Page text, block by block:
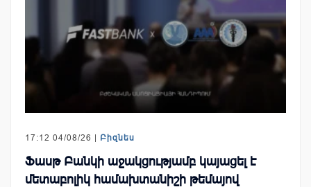
17:12 04/08/26 | Բիզնես
Ֆասթ Բանկի աջակցությամբ կայացել է
մետաբոլիկ համախտանիշի թեմայով